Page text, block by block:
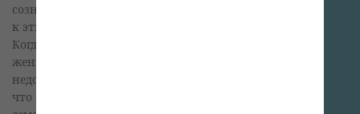
сознание, что всеобъемлющую любовь Христа
к этим отверженным они не могли оценить.
Когда ученики увидели Его беседующим с
женщиной-самарянкой, о которой ходила
недобрая молва, они все еще не понимали,
что нивы, засеянные самыми разными